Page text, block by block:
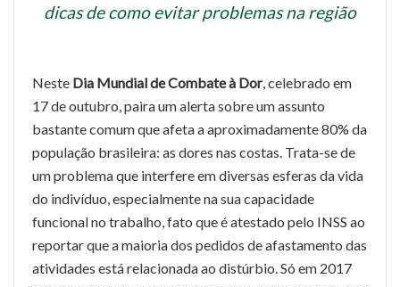
dicas de como evitar problemas na região
Neste Dia Mundial de Combate à Dor, celebrado em
17 de outubro, paira um alerta sobre um assunto
bastante comum que afeta a aproximadamente 80% da
população brasileira: as dores nas costas. Trata-se de
um problema que interfere em diversas esferas da vida
do indivíduo, especialmente na sua capacidade
funcional no trabalho, fato que é atestado pelo INSS ao
reportar que a maioria dos pedidos de afastamento das
atividades está relacionada ao distúrbio. Só em 2017